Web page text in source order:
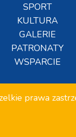
SPORT
KULTURA
GALERIE
PATRONATY
WSPARCIE
prawa